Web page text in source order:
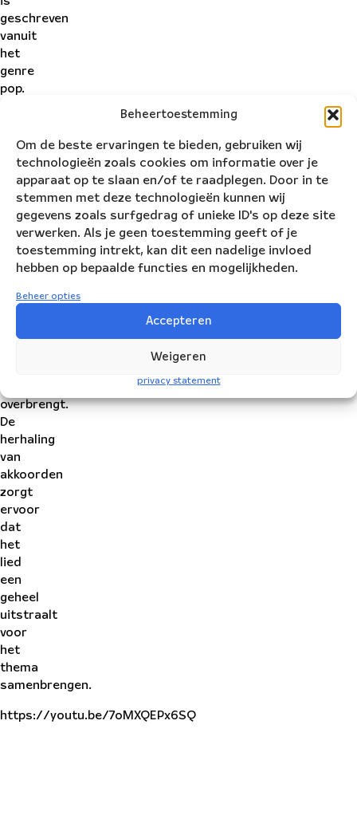
Beheertoestemming
Om de beste ervaringen te bieden, gebruiken wij
technologieën zoals cookies om informatie over je
apparaat op te slaan en/of te raadplegen. Door in te
stemmen met deze technologieën kunnen wij
gegevens zoals surfgedrag of unieke ID's op deze site
verwerken. Als je geen toestemming geeft of je
toestemming intrekt, kan dit een nadelige invloed
hebben op bepaalde functies en mogelijkheden.
Beheer opties
Accepteren
Weigeren
privacy statement
geschreven
vanuit
het
genre
pop.
van
muziek
lyrics
willen
het
een
overbrengt.
De
herhaling
van
akkoorden
zorgt
ervoor
dat
het
lied
een
geheel
uitstraalt
voor
het
thema
samenbrengen.
https://youtu.be/7oMXQEPx6SQ